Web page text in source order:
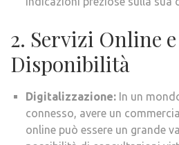
2. Servizi Online e
Disponibilità
Digitalizzazione: In un
connesso, avere un
online può essere un grande